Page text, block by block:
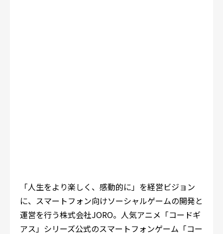
「人生をより楽しく、感動的に」を経営ビジョン
に、スマートフォン向けソーシャルゲームの開発と
運営を行う株式会社JORO。人気アニメ「コードギ
アス」シリーズ公式のスマートフォンゲーム「コー